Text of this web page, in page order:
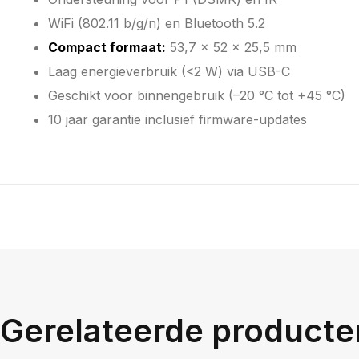
WiFi (802.11 b/g/n) en Bluetooth 5.2
Compact formaat: 53,7 × 52 × 25,5 mm
Laag energieverbruik (<2 W) via USB-C
Geschikt voor binnengebruik (–20 °C tot +45 °C)
10 jaar garantie inclusief firmware-updates
Gerelateerde